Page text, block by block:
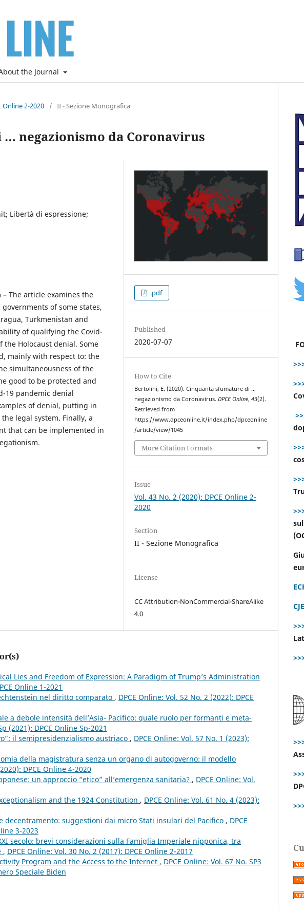
the Journal
Online 2-2020 / II - Sezione Monografica
negazionismo da Coronavirus
Libertà di espressione;
The article examines the
of some states,
Turkmenistan and
of qualifying the Covid-
Holocaust denial. Some
mainly with respect to: the
simultaneousness of the
good to be protected and
19 pandemic denial
of denial, putting in
legal system. Finally, a
that can be implemented in
.pdf
Published
2020-07-07
How to Cite
Bertolini, E. (2020). Cinquanta sfumature di …
negazionismo da Coronavirus.DPCE Online,43(2).
Retrieved from
https://www.dpceonline.it/index.php/dpceonline
/article/view/1045
More Citation Formats
Issue
Vol. 43 No. 2 (2020): DPCE Online 2-
2020
Section
II - Sezione Monografica
License
CC Attribution-NonCommercial-ShareAlike
4.0
Lies and Freedom of Expression: A Paradigm of Trump’s Administration
Online 1-2021
nel diritto comparato , DPCE Online: Vol. 52 No. 2 (2022): DPCE
a debole intensità dell’Asia- Pacifico: quale ruolo per formanti e meta-
(2021): DPCE Online Sp-2021
il semipresidenzialismo austriaco , DPCE Online: Vol. 57 No. 1 (2023):
della magistratura senza un organo di autogoverno: il modello
DPCE Online 4-2020
un approccio “etico” all’emergenza sanitaria? , DPCE Online: Vol.
and the 1924 Constitution , DPCE Online: Vol. 61 No. 4 (2023):
decentramento: suggestioni dai micro Stati insulari del Pacifico , DPCE
3-2023
secolo: brevi considerazioni sulla Famiglia Imperiale nipponica, tra
, DPCE Online: Vol. 30 No. 2 (2017): DPCE Online 2-2017
Program and the Access to the Internet , DPCE Online: Vol. 67 No. SP3
Speciale Biden